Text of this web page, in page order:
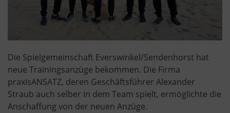
Die Spielgemeinschaft Everswinkel/Sendenhorst hat
neue Trainingsanzüge bekommen. Die Firma
praxisANSATZ, deren Geschäftsführer Alexander
Straub auch selber in dem Team spielt, ermöglichte die
Anschaffung von der neuen Anzüge.